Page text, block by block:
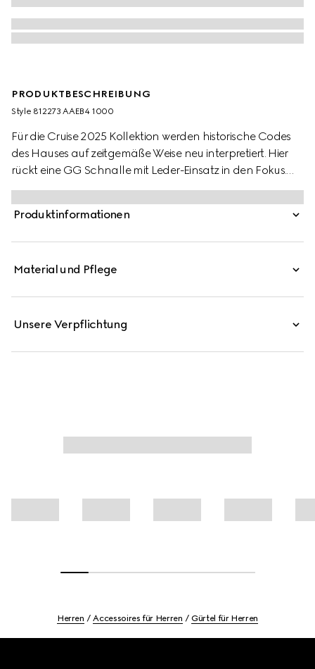
PRODUKTBESCHREIBUNG
Style ‎812273 AAEB4 1000
Für die Cruise 2025 Kollektion werden historische Codes
des Hauses auf zeitgemäße Weise neu interpretiert. Hier
rückt eine GG Schnalle mit Leder-Einsatz in den Fokus.
Der wendbare Gürtel aus schwarzem GG Supreme-
Canvas verfügt über eine schwarze Lederrückseite und
lässt sich dadurch vielseitig kombinieren.
Produktinformationen
Material und Pflege
Unsere Verpflichtung
Herren Accessoires für Herren Gürtel für Herren